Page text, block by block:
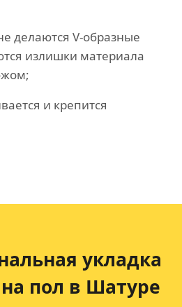
делаются V-образные
излишки материала
и крепится
укладка
пол в Шатуре